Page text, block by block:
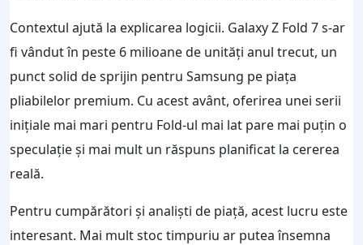
Contextul ajută la explicarea logicii. Galaxy Z Fold 7 s-ar
fi vândut în peste 6 milioane de unități anul trecut, un
punct solid de sprijin pentru Samsung pe piața
pliabilelor premium. Cu acest avânt, oferirea unei serii
inițiale mai mari pentru Fold-ul mai lat pare mai puțin o
speculație și mai mult un răspuns planificat la cererea
reală.
Pentru cumpărători și analiști de piață, acest lucru este
interesant. Mai mult stoc timpuriu ar putea însemna